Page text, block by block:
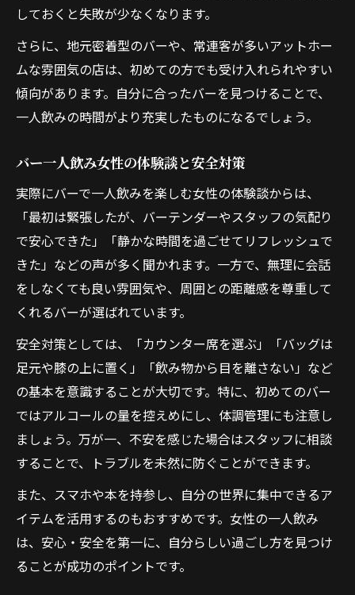
しておくと失敗が少なくなります。
さらに、地元密着型のバーや、常連客が多いアットホー
ムな雰囲気の店は、初めての方でも受け入れられやすい
傾向があります。自分に合ったバーを見つけることで、
一人飲みの時間がより充実したものになるでしょう。
バー一人飲み女性の体験談と安全対策
実際にバーで一人飲みを楽しむ女性の体験談からは、
「最初は緊張したが、バーテンダーやスタッフの気配り
で安心できた」「静かな時間を過ごせてリフレッシュで
きた」などの声が多く聞かれます。一方で、無理に会話
をしなくても良い雰囲気や、周囲との距離感を尊重して
くれるバーが選ばれています。
安全対策としては、「カウンター席を選ぶ」「バッグは
足元や膝の上に置く」「飲み物から目を離さない」など
の基本を意識することが大切です。特に、初めてのバー
ではアルコールの量を控えめにし、体調管理にも注意し
ましょう。万が一、不安を感じた場合はスタッフに相談
することで、トラブルを未然に防ぐことができます。
また、スマホや本を持参し、自分の世界に集中できるア
イテムを活用するのもおすすめです。女性の一人飲み
は、安心・安全を第一に、自分らしい過ごし方を見つけ
ることが成功のポイントです。